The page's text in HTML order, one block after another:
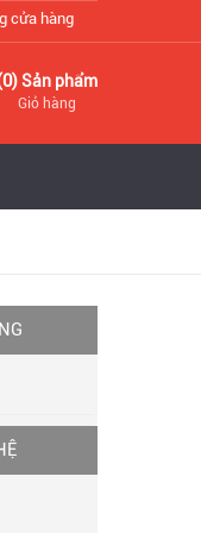
cửa hàng
0) Sản phẩm
Giỏ hàng